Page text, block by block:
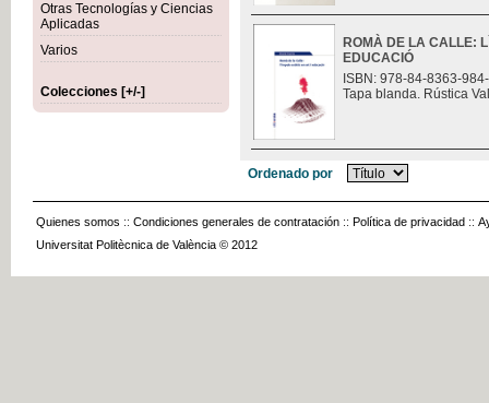
Otras Tecnologías y Ciencias
Aplicadas
Varios
Colecciones [+/-]
ROMÀ DE LA CALLE:
EDUCACIÓ
ISBN: 978-84-8363-
Tapa blanda. Rústica
Ordenado por
Quienes somos :: Condiciones generales de contratación :: Política de privacidad ::
Universitat Politècnica de València © 2012